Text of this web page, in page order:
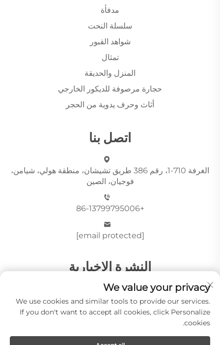
مدفأة
سلسلة النحت
شواهد القبور
تمثال
المنزل والحديقة
حجارة مرصوفة للديكور الخارجي
أثاث وحرف يدوية من الحجر
اتصل بنا
الغرفة 710-1، رقم 386 طريق تشيشان، منطقة هولي، شيامن،
فوجيان، الصين
+86-13799795006
[email protected]
النشرة الإخبارية
أرسِل
We value your privacy
We use cookies and similar tools to provide our services.
If you don't want to accept all cookies, click Personalize
cookies.